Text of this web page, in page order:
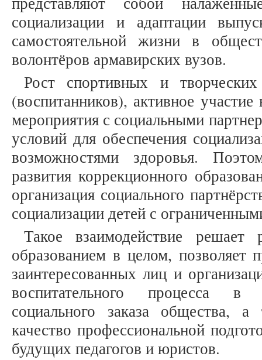
социализации и адаптации
самостоятельной жизни в
волонтёров армавирских вузов.
Рост спортивных и
(воспитанников), активное
мероприятия с социальными
условий для обеспечения
возможностями здоровья.
развития коррекционного
организация социального
социализации детей с
Такое взаимодействие
образованием в целом, позволяет
заинтересованных лиц и
воспитательного процесса в
социального заказа общества,
качество профессиональной
будущих педагогов и юристов.